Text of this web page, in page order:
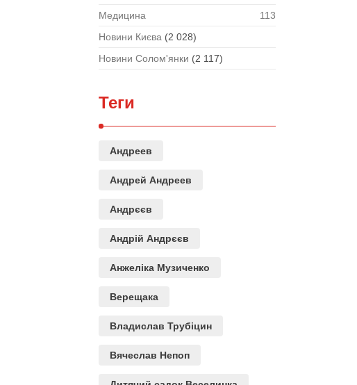
Медицина
113
Новини Києва (2 028)
Новини Солом'янки (2 117)
Теги
Андреев
Андрей Андреев
Андрєєв
Андрій Андрєєв
Анжеліка Музиченко
Верещака
Владислав Трубіцин
Вячеслав Непоп